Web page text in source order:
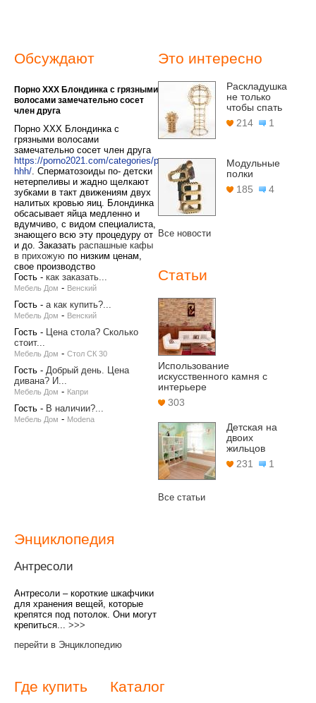
Обсуждают
Порно ХХХ Блондинка с грязными
волосами замечательно сосет
член друга
Порно ХХХ Блондинка с
грязными волосами
замечательно сосет член друга
https://porno2021.com/categories/porno-
hhh/. Сперматозоиды по- детски
нетерпеливы и жадно щелкают
зубками в такт движениям двух
налитых кровью яиц. Блондинка
обсасывает яйца медленно и
вдумчиво, с видом специалиста,
знающего всю эту процедуру от
и до. Заказать распашные кафы
в прихожую по низким ценам,
свое производство
Гость - как заказать...
Мебель Дом - Венский
Гость - а как купить?...
Мебель Дом - Венский
Гость - Цена стола? Сколько
стоит...
Мебель Дом - Стол СК 30
Гость - Добрый день. Цена
дивана? И...
Мебель Дом - Капри
Гость - В наличии?...
Мебель Дом - Modena
Это интересно
Раскладушка
не только
чтобы спать
214
1
Модульные
полки
185
4
Все новости
Статьи
Использование
искусственного камня с
интерьере
303
Детская на
двоих
жильцов
231
1
Все статьи
Энциклопедия
Антресоли
Антресоли – короткие шкафчики
для хранения вещей, которые
крепятся под потолок. Они могут
крепиться... >>>
перейти в Энциклопедию
Где купить Каталог